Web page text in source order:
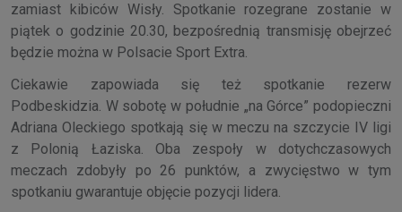
zamiast kibiców Wisły. Spotkanie rozegrane zostanie w
piątek o godzinie 20.30, bezpośrednią transmisję obejrzeć
będzie można w Polsacie Sport Extra.
Ciekawie zapowiada się też spotkanie rezerw
Podbeskidzia. W sobotę w południe „na Górce” podopieczni
Adriana Oleckiego spotkają się w meczu na szczycie IV ligi
z Polonią Łaziska. Oba zespoły w dotychczasowych
meczach zdobyły po 26 punktów, a zwycięstwo w tym
spotkaniu gwarantuje objęcie pozycji lidera.